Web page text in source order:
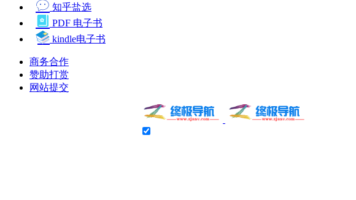
知乎盐选
PDF 电子书
kindle电子书
商务合作
赞助打赏
网站提交